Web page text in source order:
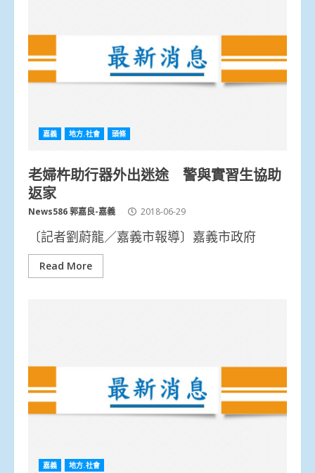
嘉義 地方.社會 頭條
老婦杵助行器外出迷途 警與實習生協助
返家
News586 郭嘉良-嘉義 2018-06-29
〔記者劉蔚龍／嘉義市報導〕嘉義市政府
Read More
嘉義 地方.社會